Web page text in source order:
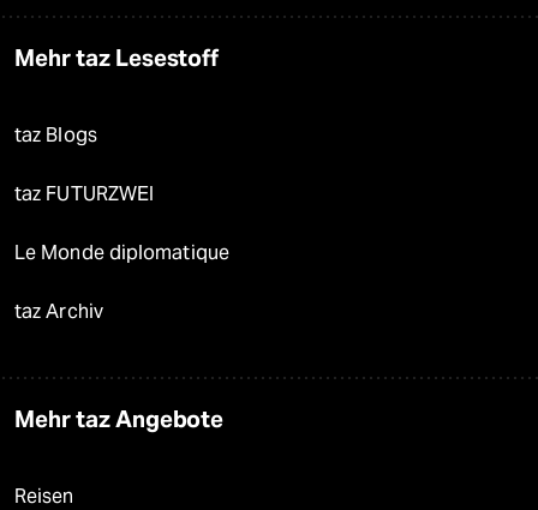
Mehr taz Lesestoff
taz Blogs
taz FUTURZWEI
Le Monde diplomatique
taz Archiv
Mehr taz Angebote
Reisen